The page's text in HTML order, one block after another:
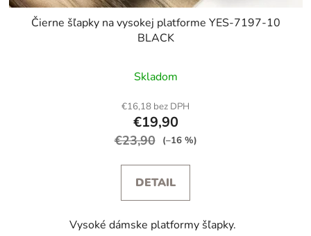
Čierne šľapky na vysokej platforme YES-7197-10
BLACK
Skladom
€16,18 bez DPH
€19,90
€23,90 (–16 %)
DETAIL
Vysoké dámske platformy šľapky.